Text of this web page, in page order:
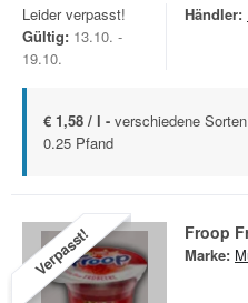
Leider verpasst!
Gültig: 13.10. -
19.10.
Händler:
€ 1,58 / l - verschiedene
0.25 Pfand
Verpasst! Froop
Marke: